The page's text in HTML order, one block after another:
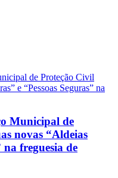
Municipal de
novas “Aldeias
na freguesia de